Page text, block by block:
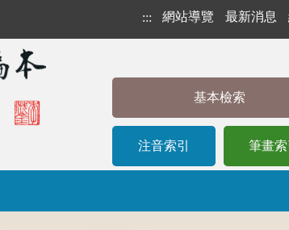
::: 網站導覽 最新消息
基本檢索
注音索引 筆畫索